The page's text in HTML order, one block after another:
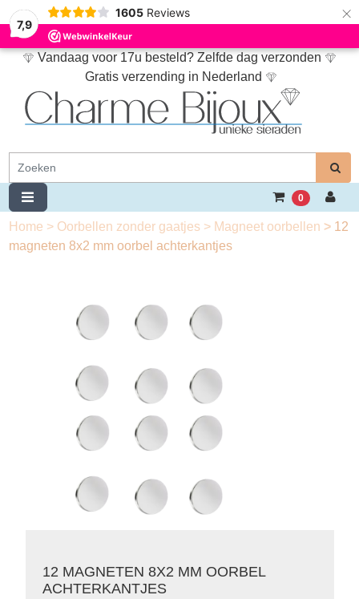
7,9
1605 Reviews ×
Vandaag voor 17u besteld? Zelfde dag verzonden
Gratis verzending in Nederland
0
Home > Oorbellen zonder gaatjes > Magneet oorbellen > 12
magneten 8x2 mm oorbel achterkantjes
12 MAGNETEN 8X2 MM OORBEL
ACHTERKANTJES